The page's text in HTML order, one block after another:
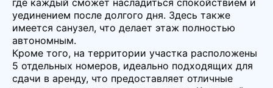
уединением после долгого дня. Здесь также
имеется санузел, что делает этаж полностью
автономным.
Кроме того, на территории участка расположены
5 отдельных номеров, идеально подходящих для
сдачи в аренду, что предоставляет отличные